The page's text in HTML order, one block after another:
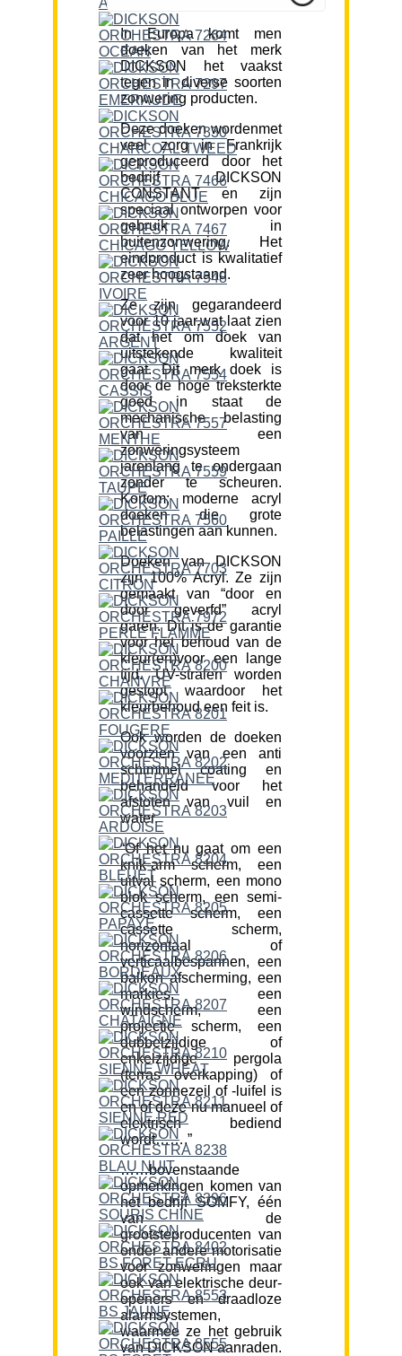
In Europa komt men
doeken van het merk
DICKSON het vaakst
tegen in diverse soorten
zonwering producten.
Deze doeken wordenmet
veel zorg in Frankrijk
geproduceerd door het
bedrijf DICKSON
CONSTANT en zijn
speciaal ontworpen voor
gebruik in
buitenzonwering. Het
eindproduct is kwalitatief
zeer hoogstaand.
Ze zijn gegarandeerd
voor 10 jaar,wat laat zien
dat het om doek van
uitstekende kwaliteit
gaat. Dit merk doek is
door de hoge treksterkte
goed in staat de
mechanische belasting
van een
zonweringsysteem
jarenlang te ondergaan
zonder te scheuren.
Kortom; moderne acryl
doeken die grote
belastingen aan kunnen.
Doeken van DICKSON
zijn 100% Acryl. Ze zijn
gemaakt van “door en
door geverfd” acryl
garen. Dit is de garantie
voor het behoud van de
kleur(en)voor een lange
tijd. UV-stralen worden
gestopt waardoor het
kleurbehoud een feit is.
Ook worden de doeken
voorzien van een anti
schimmel coating en
behandeld voor het
afstoten van vuil en
water.
“Of het nu gaat om een
knik-arm scherm, een
uitval scherm, een mono
blok scherm, een semi-
cassette scherm, een
cassette scherm,
horizontaal of
verticaalbespannen, een
balkon afscherming, een
markies, een
windscherm, een
projectie scherm, een
dubbelzijdige of
enkelzijdige pergola
(terras overkapping) of
een zonnezeil of -luifel is
en of deze nu manueel of
elektrisch bediend
wordt…….”
……bovenstaande
opmerkingen komen van
het bedrijf SOMFY, één
van de
grootsteproducenten van
onder andere motorisatie
voor zonweringen maar
ook van elektrische deur-
openers en draadloze
alarmsystemen,
waarmee ze het gebruik
van DICKSON aanraden.